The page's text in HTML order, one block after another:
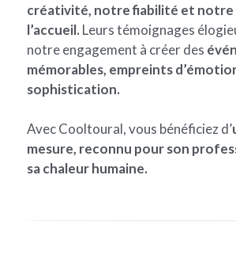
créativité, notre fiabilité et notre
l’accueil. Leurs témoignages
notre engagement à créer des
mémorables, empreints
sophistication.
Avec Cooltoural, vous bénéficiez d’
mesure, reconnu pour son
sa chaleur humaine.